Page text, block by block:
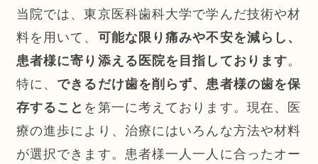
当院では、東京医科歯科大学で学んだ技術や材
料を用いて、 可能な限り痛みや不安を減らし、
患者様に寄り添える医院を目指しております。
特に、 できるだけ歯を削らず、患者様の歯を保
存すること を第一に考えております。現在、医
療の進歩により、治療にはいろんな方法や材料
が選択できます。患者様一人一人に合ったオー